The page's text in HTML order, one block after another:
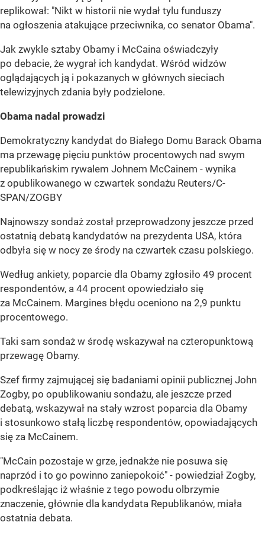
replikował: "Nikt w historii nie wydał tylu funduszy
na ogłoszenia atakujące przeciwnika, co senator Obama".
Jak zwykle sztaby Obamy i McCaina oświadczyły
po debacie, że wygrał ich kandydat. Wśród widzów
oglądających ją i pokazanych w głównych sieciach
telewizyjnych zdania były podzielone.
Obama nadal prowadzi
Demokratyczny kandydat do Białego Domu Barack Obama
ma przewagę pięciu punktów procentowych nad swym
republikańskim rywalem Johnem McCainem - wynika
z opublikowanego w czwartek sondażu Reuters/C-
SPAN/ZOGBY
Najnowszy sondaż został przeprowadzony jeszcze przed
ostatnią debatą kandydatów na prezydenta USA, która
odbyła się w nocy ze środy na czwartek czasu polskiego.
Według ankiety, poparcie dla Obamy zgłosiło 49 procent
respondentów, a 44 procent opowiedziało się
za McCainem. Margines błędu oceniono na 2,9 punktu
procentowego.
Taki sam sondaż w środę wskazywał na czteropunktową
przewagę Obamy.
Szef firmy zajmującej się badaniami opinii publicznej John
Zogby, po opublikowaniu sondażu, ale jeszcze przed
debatą, wskazywał na stały wzrost poparcia dla Obamy
i stosunkowo stałą liczbę respondentów, opowiadających
się za McCainem.
"McCain pozostaje w grze, jednakże nie posuwa się
naprzód i to go powinno zaniepokoić" - powiedział Zogby,
podkreślając iż właśnie z tego powodu olbrzymie
znaczenie, głównie dla kandydata Republikanów, miała
ostatnia debata.